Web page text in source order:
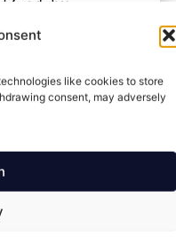
like cookies to store
consent, may adversely
resurrection,
and future
any of these
of this age.
på Korset var
att förminska
till
eller att